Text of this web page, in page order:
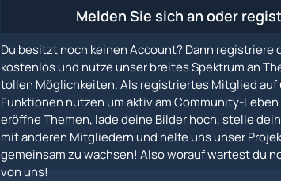
Melden Sie sich an oder
Du besitzt noch keinen Account? Dann registriere
kostenlos und nutze unser breites Spektrum an
tollen Möglichkeiten. Als registriertes Mitglied auf
Funktionen nutzen um aktiv am Community-
eröffne Themen, lade deine Bilder hoch, stelle
mit anderen Mitgliedern und helfe uns unser
gemeinsam zu wachsen! Also worauf wartest du
von uns!